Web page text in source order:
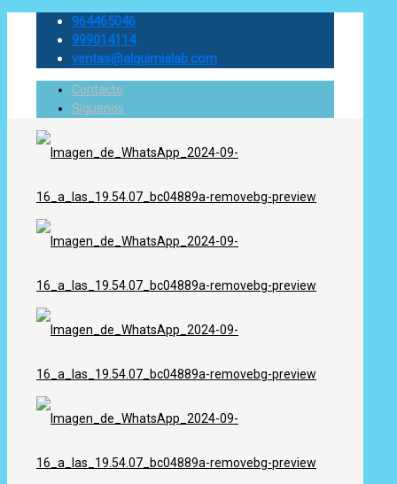
964465046
999014114
ventas@alquimialab.com
Contacto
Síguenos